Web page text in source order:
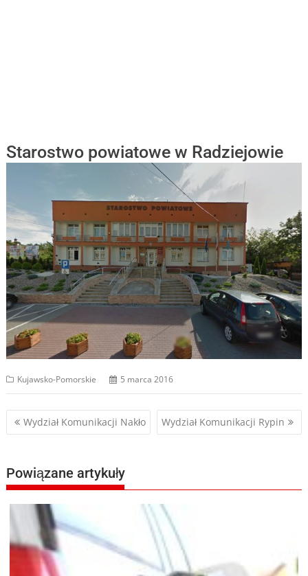
Starostwo powiatowe w Radziejowie
Kujawsko-Pomorskie 5 marca 2016
Nawigacja
Wydział Komunikacji Nakło Wydział Komunikacji Rypin
Powiązane artykuły